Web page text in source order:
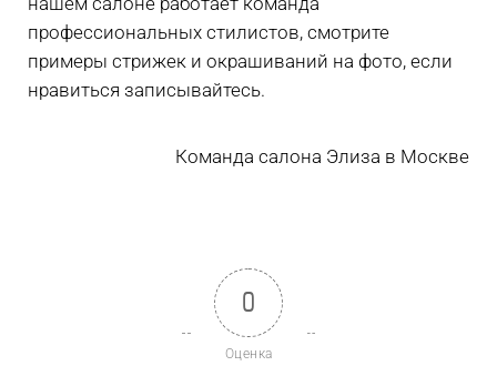
профессиональных стилистов, смотрите
примеры стрижек и окрашиваний на фото, если
нравиться записывайтесь.
Команда салона Элиза в Москве
0
Оценка